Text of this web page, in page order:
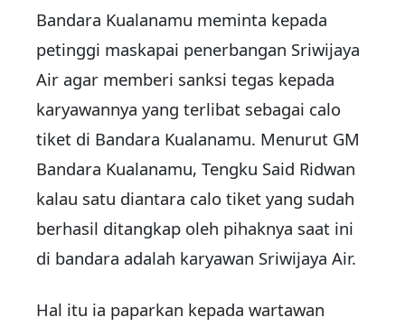
Bandara Kualanamu meminta kepada
petinggi maskapai penerbangan Sriwijaya
Air agar memberi sanksi tegas kepada
karyawannya yang terlibat sebagai calo
tiket di Bandara Kualanamu. Menurut GM
Bandara Kualanamu, Tengku Said Ridwan
kalau satu diantara calo tiket yang sudah
berhasil ditangkap oleh pihaknya saat ini
di bandara adalah karyawan Sriwijaya Air.
Hal itu ia paparkan kepada wartawan